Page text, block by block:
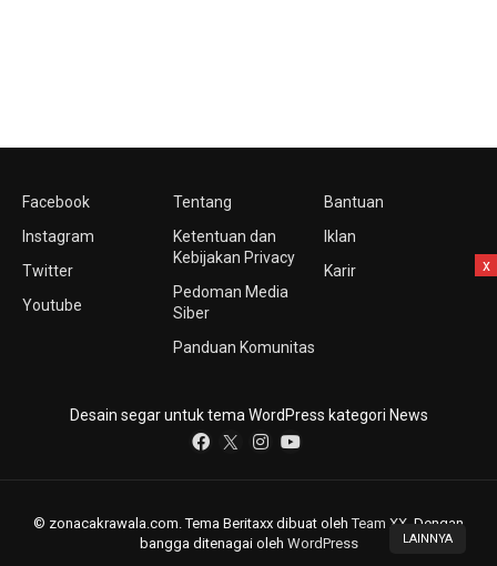
LAINNYA
Facebook
Instagram
Twitter
Youtube
Tentang
Ketentuan dan
Kebijakan Privacy
Pedoman Media
Siber
Panduan Komunitas
Bantuan
Iklan
Karir
Desain segar untuk tema WordPress kategori News
© zonacakrawala.com. Tema Beritaxx dibuat olehTeam XX . Dengan
bangga ditenagai oleh WordPress
x